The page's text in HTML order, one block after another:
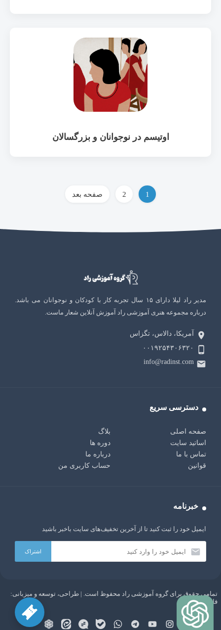
اوتیسم در نوجوانان و بزرگسالان
راهبری
نوشته‌ها
1
2 صفحه بعد
مدیر راد لیلا دارای ۱۵ سال تجربه کار با کودکان و نوجوانان می باشد.
درباره مجموعه هنری آموزشی راد آموزش آنلاین شعار ماست.
آمریکا، دالاس، تگزاس
۰۰۱۹۲۵۴۳۰۶۳۲۰
info@radinst.com
دسترسی سریع
صفحه اصلی
بلاگ
اساتید سایت
دوره ها
تماس با ما
درباره ما
قوانین
حساب کاربری من
خبرنامه
ایمیل خود را ثبت کنید تا از آخرین تخفیف‌های سایت باخبر باشید
تمامی حقوق برای گروه آموزشی راد محفوظ است. | طراحی، توسعه و میزبانی:
فاباپارس
AI:
سلام دوست من، من یک ربات چت با هوش مصنوعی GPT
هستم. هر چیزی دوست داری از من بپرس!